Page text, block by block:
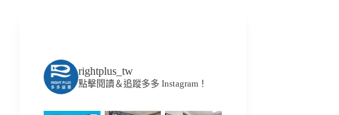
rightplus_tw
點擊閱讀＆追蹤多多 Instagram！